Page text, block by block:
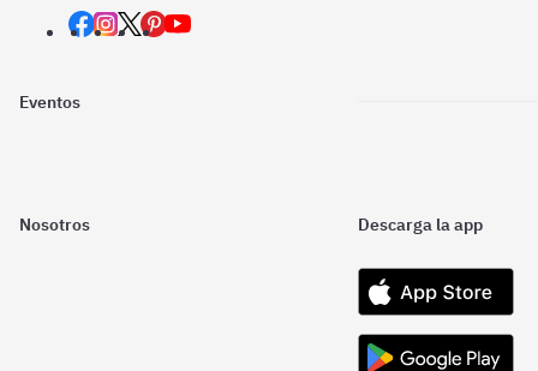
Eventos
Nosotros Descarga la app